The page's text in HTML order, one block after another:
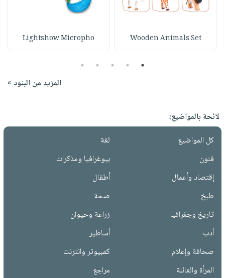
Wooden Animals Set
Lightshow Micropho
1
2
3
4
5
المزيد من البنود »
لائحة بالمواضيع:
كل المواضيع
لغة
فنون
بيوغرافيا ومذكرات
إقتصاد وأعمال
أطفال
طبخ
صحة
تاريخ وجغرافيا
زراعة وحيوان
أدب
أساطير
صحافة وإعلام
كمبيوتر وانترنت
المرأة والعائلة
مراجع